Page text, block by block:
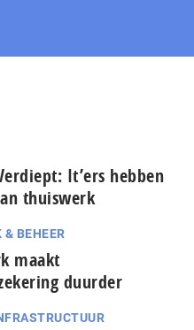
It’ers hebben
thuiswerk
& BEHEER
maakt
duurder